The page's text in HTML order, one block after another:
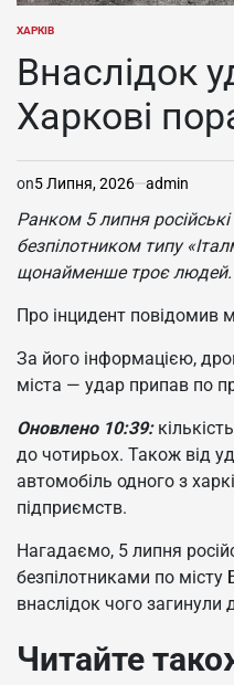
ОПУБЛІКУВАТИ
ХАРКІВ
Внаслідок
Харкові
on5 Липня, 2026 admin
Ранком 5 липня
безпілотником типу
щонайменше троє людей.
Про інцидент повідомив
За його інформацією,
міста — удар припав по
Оновлено 10:39:
до чотирьох. Також від
автомобіль одного з
підприємств.
Нагадаємо, 5 липня
безпілотниками по місту
внаслідок чого загинули
Читайте